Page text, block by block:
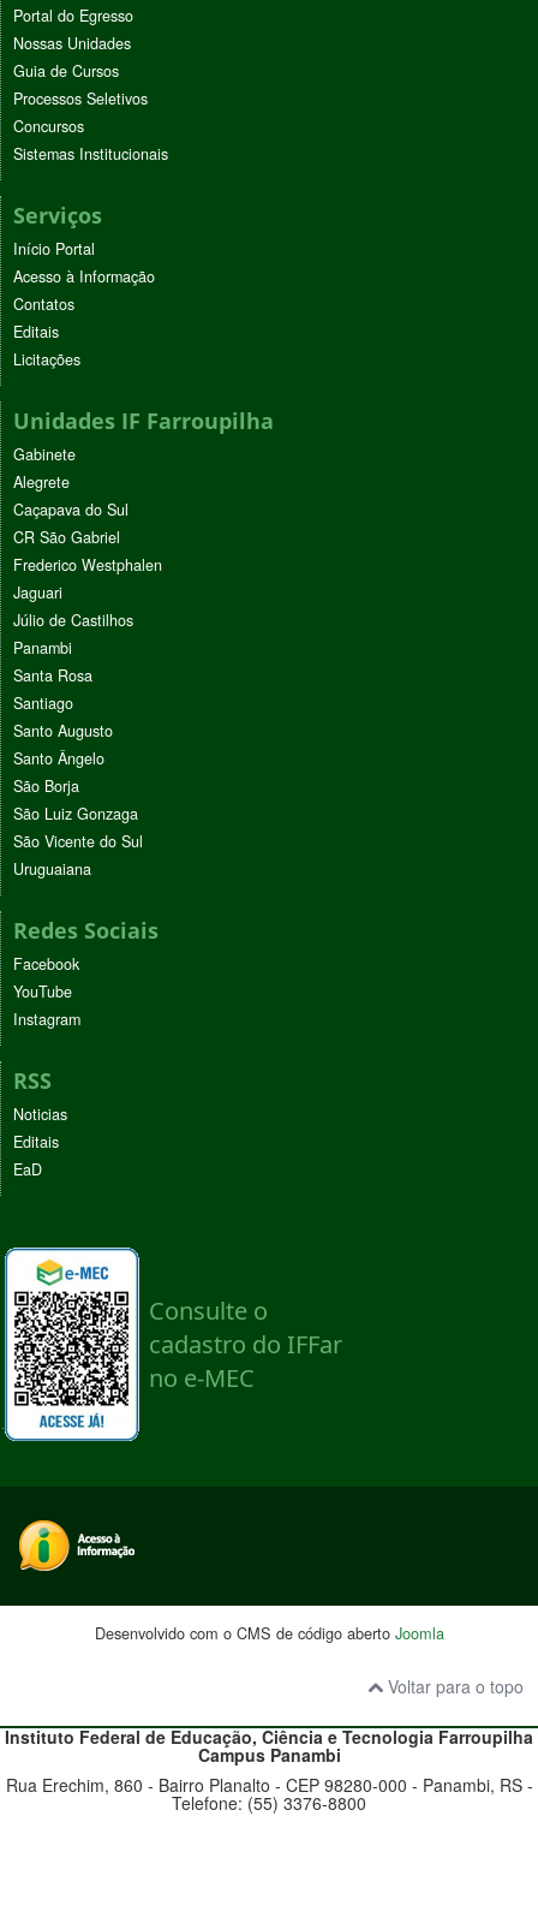
Portal do Egresso
Nossas Unidades
Guia de Cursos
Processos Seletivos
Concursos
Sistemas Institucionais
Serviços
Início Portal
Acesso à Informação
Contatos
Editais
Licitações
Unidades IF Farroupilha
Gabinete
Alegrete
Caçapava do Sul
CR São Gabriel
Frederico Westphalen
Jaguari
Júlio de Castilhos
Panambi
Santa Rosa
Santiago
Santo Augusto
Santo Ângelo
São Borja
São Luiz Gonzaga
São Vicente do Sul
Uruguaiana
Redes Sociais
Facebook
YouTube
Instagram
RSS
Noticias
Editais
EaD
Desenvolvido com o CMS de código aberto Joomla
Voltar para o topo
Instituto Federal de Educação, Ciência e TecnologiaFarroupilha
Campus Panambi
Rua Erechim, 860 - Bairro Planalto - CEP 98280-000 - Panambi, RS -
Telefone: (55) 3376-8800